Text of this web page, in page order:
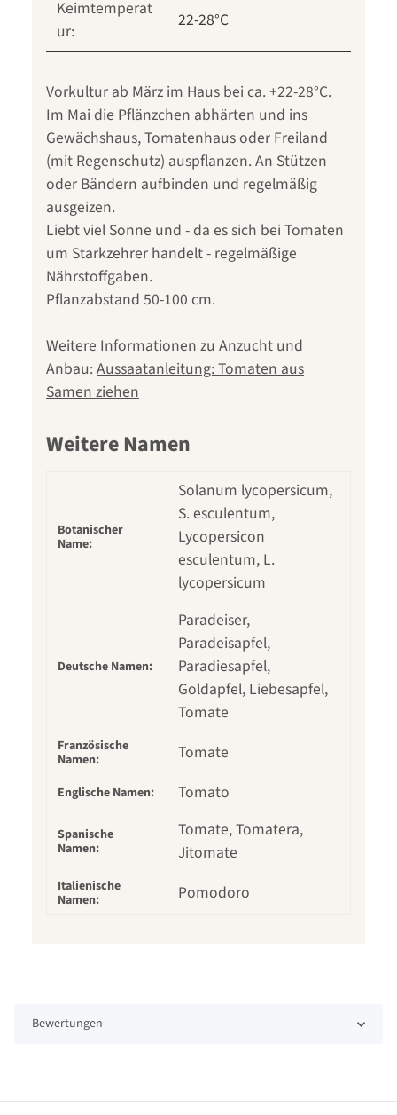
Keimtemperat
ur:
22-28°C
Vorkultur ab März im Haus bei ca. +22-28°C.
Im Mai die Pflänzchen abhärten und ins
Gewächshaus, Tomatenhaus oder Freiland
(mit Regenschutz) auspflanzen. An Stützen
oder Bändern aufbinden und regelmäßig
ausgeizen.
Liebt viel Sonne und - da es sich bei Tomaten
um Starkzehrer handelt - regelmäßige
Nährstoffgaben.
Pflanzabstand 50-100 cm.
Weitere Informationen zu Anzucht und
Anbau: Aussaatanleitung: Tomaten aus
Samen ziehen
Weitere Namen
Botanischer
Name:
Solanum lycopersicum,
S. esculentum,
Lycopersicon
esculentum, L.
lycopersicum
Deutsche Namen:
Paradeiser,
Paradeisapfel,
Paradiesapfel,
Goldapfel, Liebesapfel,
Tomate
Französische
Namen:
Tomate
Englische Namen: Tomato
Spanische
Namen:
Tomate, Tomatera,
Jitomate
Italienische
Namen:
Pomodoro
Bewertungen